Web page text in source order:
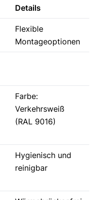
Details
Flexible
Montageoptionen
Farbe:
Verkehrsweiß
(RAL 9016)
Hygienisch und
reinigbar